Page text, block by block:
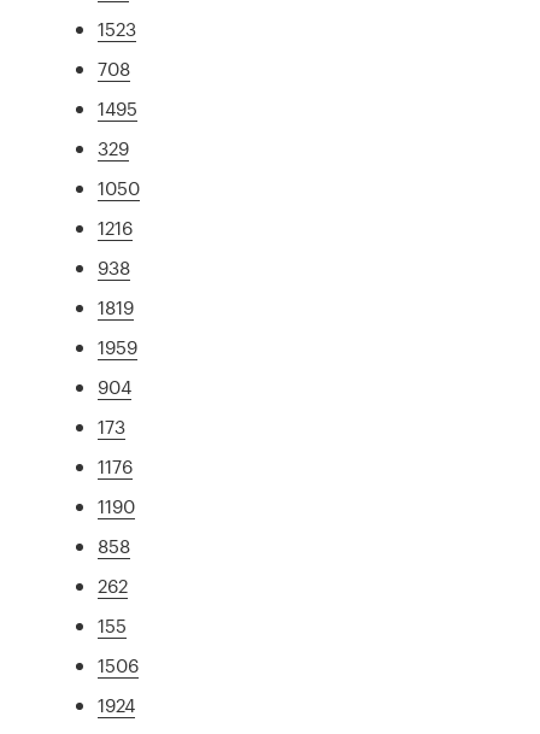
1523
708
1495
329
1050
1216
938
1819
1959
904
173
1176
1190
858
262
155
1506
1924